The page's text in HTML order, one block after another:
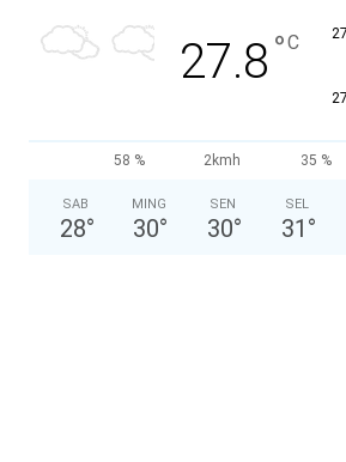
27.8 °C
58 % 2kmh 35 %
SAB
28°
MING
30°
SEN
30°
SEL
31 °